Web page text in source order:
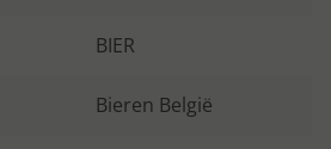
BIER
Bieren België